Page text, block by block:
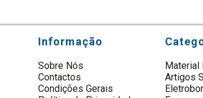
Informação
Sobre Nós
Contactos
Condições Gerais
Material
Artigos